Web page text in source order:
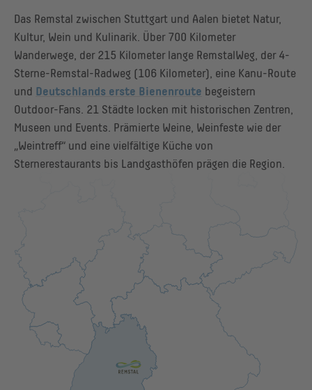
Das Remstal zwischen Stuttgart und Aalen bietet Natur,
Kultur, Wein und Kulinarik. Über 700 Kilometer
Wanderwege, der 215 Kilometer lange RemstalWeg, der 4-
Sterne-Remstal-Radweg (106 Kilometer), eine Kanu-Route
und
Deutschlands erste Bienenroute begeistern
Outdoor-Fans. 21 Städte locken mit historischen Zentren,
Museen und Events. Prämierte Weine, Weinfeste wie der
„Weintreff“ und eine vielfältige Küche von
Sternerestaurants bis Landgasthöfen prägen die Region.